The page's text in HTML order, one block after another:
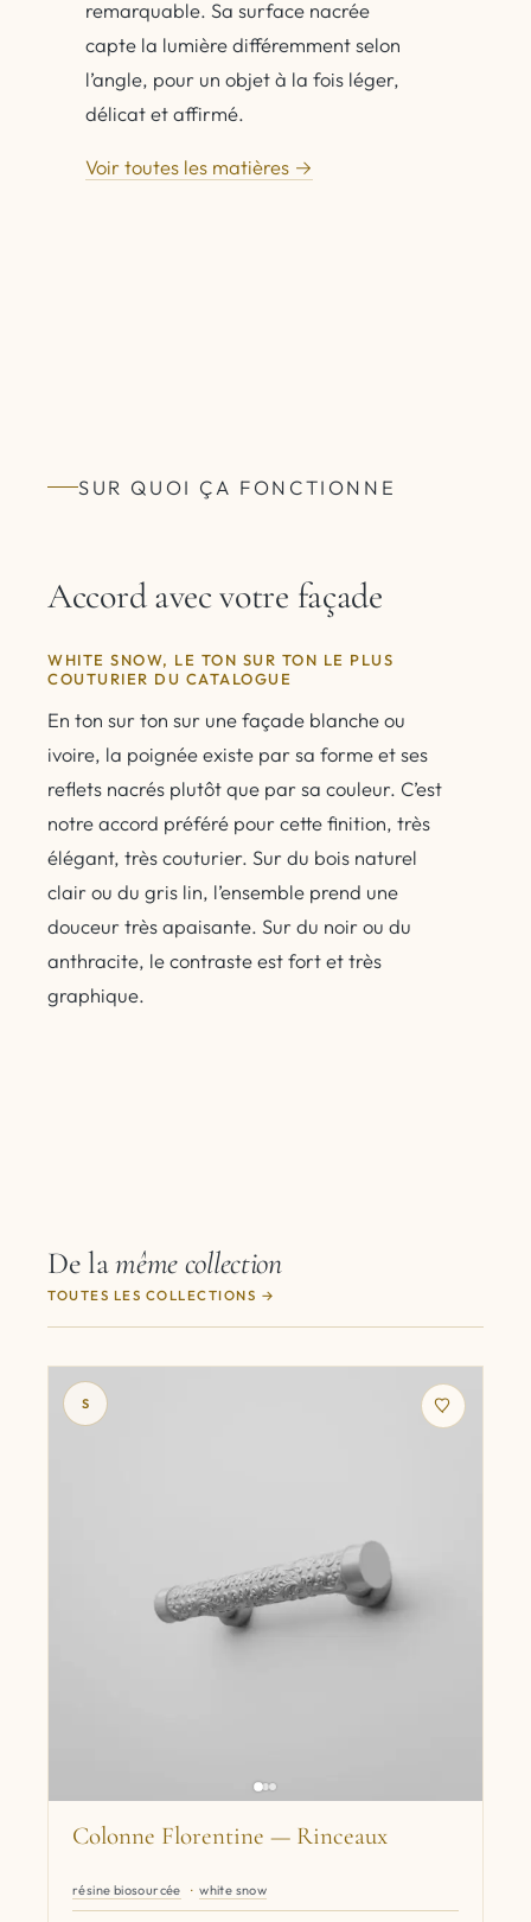
remarquable. Sa surface nacrée
capte la lumière différemment selon
l’angle, pour un objet à la fois léger,
délicat et affirmé.
Voir toutes les matières →
SUR QUOI ÇA FONCTIONNE
Accord avec votre façade
WHITE SNOW, LE TON SUR TON LE PLUS
COUTURIER DU CATALOGUE
En ton sur ton sur une façade blanche ou
ivoire, la poignée existe par sa forme et ses
reflets nacrés plutôt que par sa couleur. C’est
notre accord préféré pour cette finition, très
élégant, très couturier. Sur du bois naturel
clair ou du gris lin, l’ensemble prend une
douceur très apaisante. Sur du noir ou du
anthracite, le contraste est fort et très
graphique.
De lamême collection
TOUTES LES COLLECTIONS
S
Colonne Florentine — Rinceaux
résine biosourcée white snow